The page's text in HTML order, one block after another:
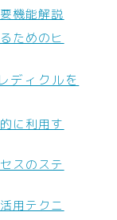
機能解説
ためのヒ
ディクルを
に利用す
スのステ
用テクニ